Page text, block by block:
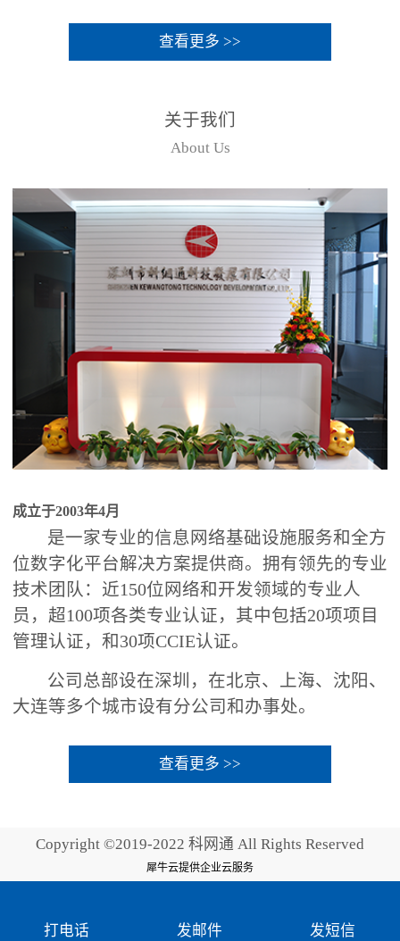
查看更多 >>
关于我们
About Us
成立于2003年4月
是一家专业的信息网络基础设施服务和全方
位数字化平台解决方案提供商。拥有领先的专业
技术团队：近150位网络和开发领域的专业人
员，超100项各类专业认证，其中包括20项项目
管理认证，和30项CCIE认证。
公司总部设在深圳，在北京、上海、沈阳、
大连等多个城市设有分公司和办事处。
查看更多 >>
Copyright ©2019-2022 科网通 All Rights Reserved
犀牛云提供企业云服务
打电话 发邮件 发短信